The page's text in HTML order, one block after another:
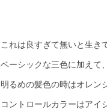
これは良すぎて無いと生き
ベーシックな三色に加えて
明るめの髪色の時はオレン
コントロールカラーはアイ